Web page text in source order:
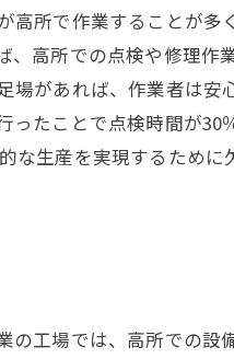
高所で作業することが多
、高所での点検や修理作
場があれば、作業者は安
たことで点検時間が30
な生産を実現するために
の工場では、高所での設